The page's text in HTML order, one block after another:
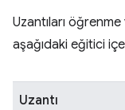
Uzantıları
aşağıdaki eğitici
Uzantı